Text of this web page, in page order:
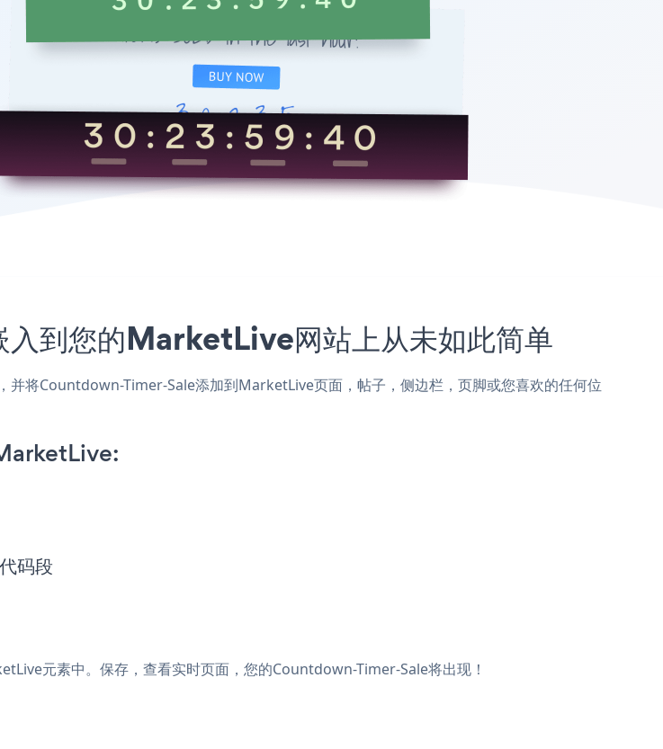
到您的MarketLive网站上从未如此简单
将Countdown-Timer-Sale添加到MarketLive页面，帖子，侧边栏，页脚或您喜欢的任何位
码段
元素中。保存，查看实时页面，您的Countdown-Timer-Sale将出现！